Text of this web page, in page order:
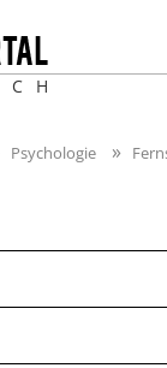
Psychologie